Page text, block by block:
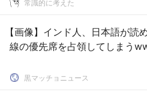
常識的に考えた
【画像】インド人、日本語が
線の優先席を占領してしまう
黒マッチョニュース